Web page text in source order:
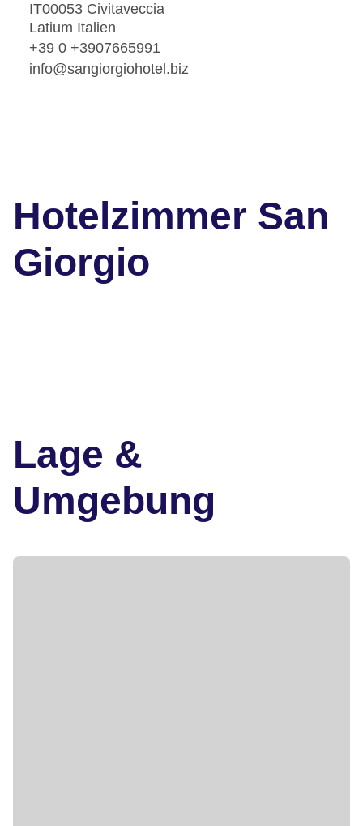
IT00053 Civitaveccia
Latium Italien
+39 0 +3907665991
info@sangiorgiohotel.biz
Hotelzimmer San
Giorgio
Lage &
Umgebung